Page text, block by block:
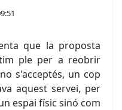
que la proposta
ple per a reobrir
s'acceptés, un cop
aquest servei, per
espai físic sinó com